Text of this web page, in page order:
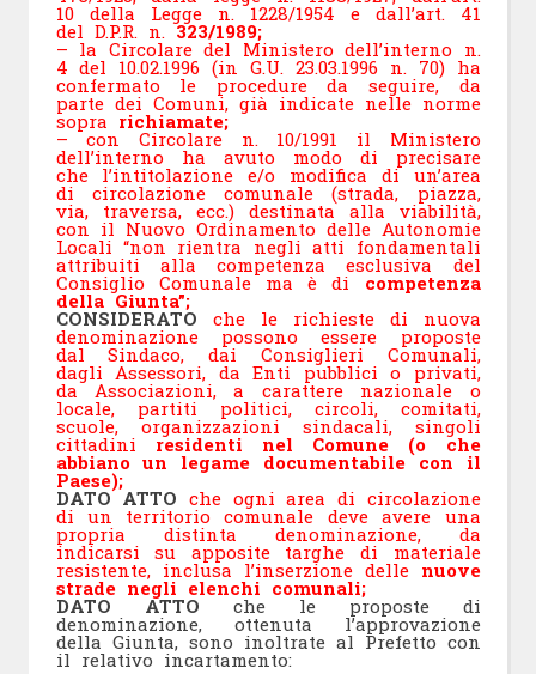
10 della Legge n. 1228/1954 e dall’art. 41
del D.P.R. n. 323/1989;
– la Circolare del Ministero dell’interno n.
4 del 10.02.1996 (in G.U. 23.03.1996 n. 70) ha
confermato le procedure da seguire, da
parte dei Comuni, già indicate nelle norme
sopra richiamate;
– con Circolare n. 10/1991 il Ministero
dell’interno ha avuto modo di precisare
che l’intitolazione e/o modifica di un’area
di circolazione comunale (strada, piazza,
via, traversa, ecc.) destinata alla viabilità,
con il Nuovo Ordinamento delle Autonomie
Locali “non rientra negli atti fondamentali
attribuiti alla competenza esclusiva del
Consiglio Comunale ma è di competenza
della Giunta”;
CONSIDERATO che le richieste di nuova
denominazione possono essere proposte
dal Sindaco, dai Consiglieri Comunali,
dagli Assessori, da Enti pubblici o privati,
da Associazioni, a carattere nazionale o
locale, partiti politici, circoli, comitati,
scuole, organizzazioni sindacali, singoli
cittadini residenti nel Comune (o che
abbiano un legame documentabile con il
Paese);
DATO ATTO che ogni area di circolazione
di un territorio comunale deve avere una
propria distinta denominazione, da
indicarsi su apposite targhe di materiale
resistente, inclusa l’inserzione delle nuove
strade negli elenchi comunali;
DATO ATTO che le proposte di
denominazione, ottenuta l’approvazione
della Giunta, sono inoltrate al Prefetto con
il relativo incartamento: